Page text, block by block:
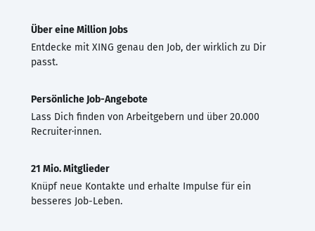
Über eine Million Jobs
Entdecke mit XING genau den Job, der wirklich zu Dir
passt.
Persönliche Job-Angebote
Lass Dich finden von Arbeitgebern und über 20.000
Recruiter·innen.
21 Mio. Mitglieder
Knüpf neue Kontakte und erhalte Impulse für ein
besseres Job-Leben.